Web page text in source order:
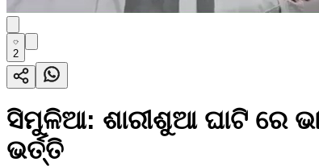
2
ସିମୁଳିଆ: ଶାରୀଶୁଆ ଘାଟି ରେ
ଭର୍ତ୍ତି